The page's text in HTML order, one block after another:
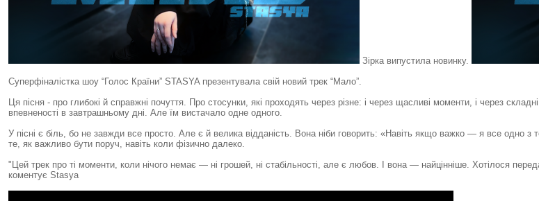
Зірка випустила новинку.
Суперфіналістка шоу “Голос Країни” STASYA презентувала свій новий трек “Мало”.
Ця пісня - про глибокі й справжні почуття. Про стосунки, які проходять через різне: і через щасливі моменти, і через
впевненості в завтрашньому дні. Але їм вистачало одне одного.
У пісні є біль, бо не завжди все просто. Але є й велика відданість. Вона ніби говорить: «Навіть якщо важко — я все одно
те, як важливо бути поруч, навіть коли фізично далеко.
"Цей трек про ті моменти, коли нічого немає — ні грошей, ні стабільності, але є любов. І вона — найцінніше. Хотілося
коментує Stasya